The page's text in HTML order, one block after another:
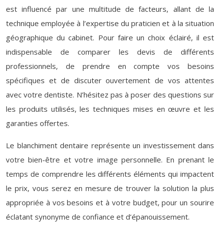
est influencé par une multitude de facteurs, allant de la
technique employée à l’expertise du praticien et à la situation
géographique du cabinet. Pour faire un choix éclairé, il est
indispensable de comparer les devis de différents
professionnels, de prendre en compte vos besoins
spécifiques et de discuter ouvertement de vos attentes
avec votre dentiste. N’hésitez pas à poser des questions sur
les produits utilisés, les techniques mises en œuvre et les
garanties offertes.
Le blanchiment dentaire représente un investissement dans
votre bien-être et votre image personnelle. En prenant le
temps de comprendre les différents éléments qui impactent
le prix, vous serez en mesure de trouver la solution la plus
appropriée à vos besoins et à votre budget, pour un sourire
éclatant synonyme de confiance et d’épanouissement.